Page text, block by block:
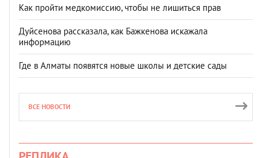
Как пройти медкомиссию, чтобы не лишиться прав
Дуйсенова рассказала, как Бажкенова искажала
информацию
Где в Алматы появятся новые школы и детские сады
ВСЕ НОВОСТИ